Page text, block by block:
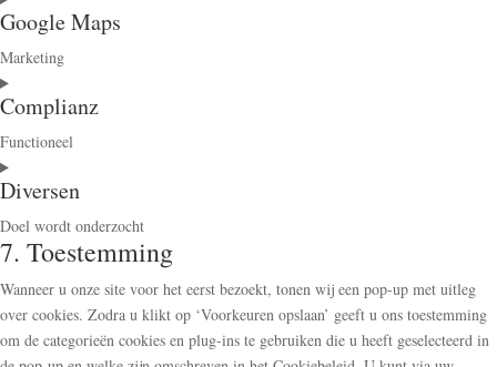
to
service
google-
recaptcha
Google Maps
Marketing
Consent
to
service
google-
maps
Complianz
Functioneel
Consent
to
service
complianz
Diversen
Doel wordt onderzocht
Consent
service
diversen
7. Toestemming
Wanneer u onze site voor het eerst bezoekt, tonen wij een pop-up met uitleg
over cookies. Zodra u klikt op ‘Voorkeuren opslaan’ geeft u ons toestemming
om de categorieën cookies en plug-ins te gebruiken die u heeft geselecteerd in